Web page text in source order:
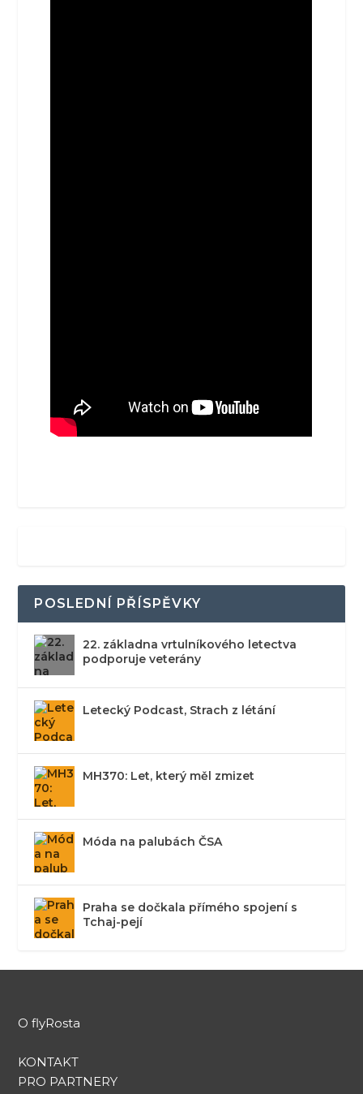
POSLEDNÍ PŘÍSPĚVKY
22. základna vrtulníkového letectva
podporuje veterány
Letecký Podcast, Strach z létání
MH370: Let, který měl zmizet
Móda na palubách ČSA
Praha se dočkala přímého spojení s
Tchaj-pejí
O flyRosta
KONTAKT
PRO PARTNERY